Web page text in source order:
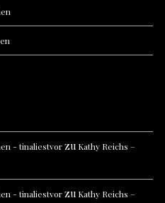
- tinaliestvorzu Kathy Reichs –
- tinaliestvorzu Kathy Reichs –